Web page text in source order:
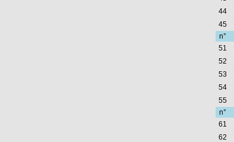
44
45
n°
51
52
53
54
55
n°
61
62